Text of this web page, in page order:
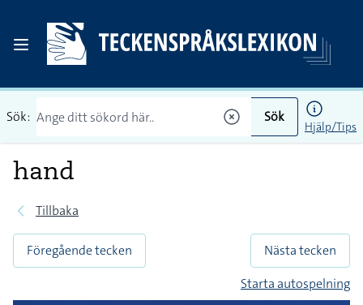
Sök: Sök
Hjälp/Tips
hand
Tillbaka
Föregående tecken
Nästa tecken
Starta autospelning